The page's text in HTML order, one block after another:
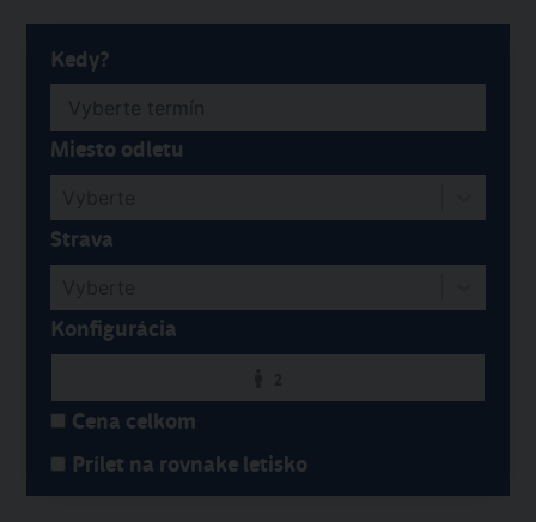
Kedy?
Miesto odletu
Strava
Konfigurácia
Cena celkom
Prílet na rovnake letisko